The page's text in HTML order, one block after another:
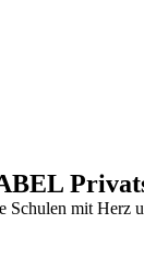
Schulen mit Herz